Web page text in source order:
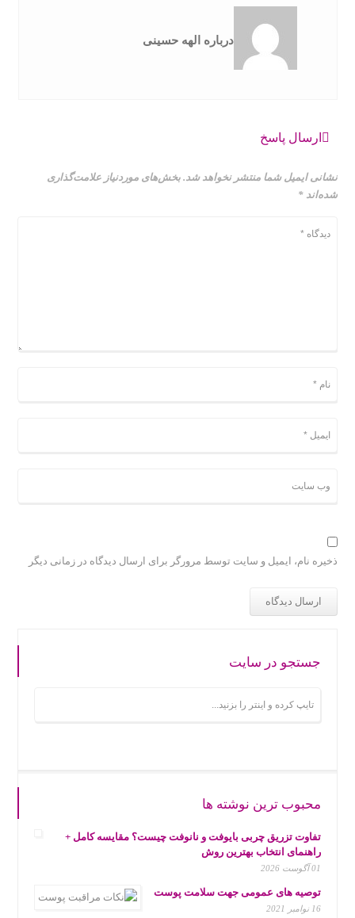
درباره الهه حسینی
ارسال پاسخ
نشانی ایمیل شما منتشر نخواهد شد. بخش‌های موردنیاز علامت‌گذاری
شده‌اند*
ذخیره نام، ایمیل و سایت توسط مرورگر برای ارسال دیدگاه در زمانی دیگر
جستجو در سایت
محبوب ترین نوشته ها
تفاوت تزریق چربی بایوفت و نانوفت چیست؟ مقایسه کامل +
راهنمای انتخاب بهترین روش
01 آگوست 2026
توصیه های عمومی جهت سلامت پوست
16 نوامبر 2021